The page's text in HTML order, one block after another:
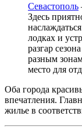
Севастополь
Здесь
лодках и
разгар
разным
место для
Оба города
впечатления.
жилье в